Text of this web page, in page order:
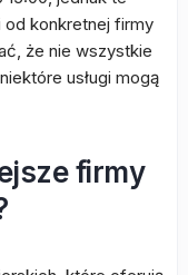
konkretnej firmy
że nie wszystkie
usługi mogą
firmy